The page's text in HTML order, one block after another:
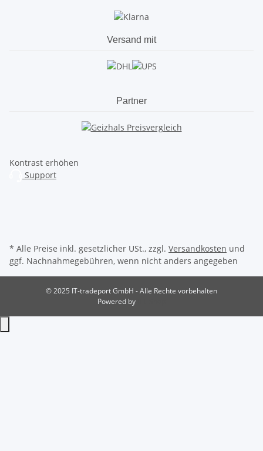
Versand mit
Partner
Kontrast erhöhen
Support
* Alle Preise inkl. gesetzlicher USt., zzgl. Versandkosten und
ggf. Nachnahmegebühren, wenn nicht anders angegeben
© 2025 IT-tradeport GmbH - Alle Rechte vorbehalten
Powered by